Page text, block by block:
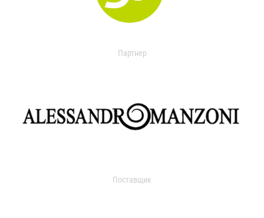
Партнер
Поставщик